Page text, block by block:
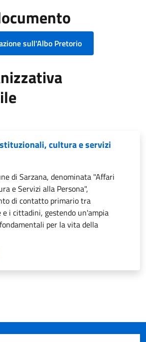
sull'Albo Pretorio
cultura e servizi
di Sarzana, denominata "Affari
e Servizi alla Persona",
di contatto primario tra
i cittadini, gestendo un'ampia
per la vita della